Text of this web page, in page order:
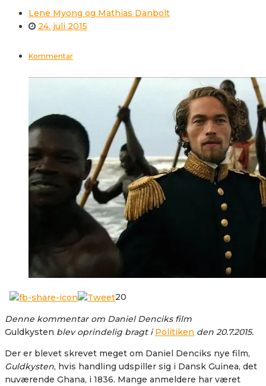
Lene Myong og Mathias Danbolt
24. juli 2015
Kommentar
20
Denne kommentar om Daniel Denciks film
Guldkysten blev oprindelig bragt iPolitiken den 20.7.2015.
Der er blevet skrevet meget om Daniel Denciks nye film,
Guldkysten, hvis handling udspiller sig i Dansk Guinea, det
nuværende Ghana, i 1836. Mange anmeldere har været